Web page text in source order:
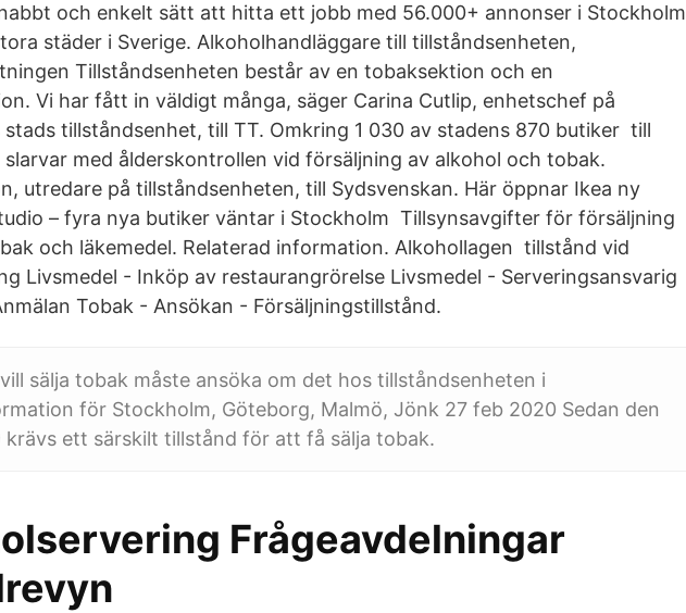
och enkelt sätt att hitta ett jobb med 56.000+ annonser i Stockholm
städer i Sverige. Alkoholhandläggare till tillståndsenheten,
Tillståndsenheten består av en tobaksektion och en
Vi har fått in väldigt många, säger Carina Cutlip, enhetschef på
stads tillståndsenhet, till TT. Omkring 1 030 av stadens 870 butiker till
med ålderskontrollen vid försäljning av alkohol och tobak.
utredare på tillståndsenheten, till Sydsvenskan. Här öppnar Ikea ny
– fyra nya butiker väntar i Stockholm Tillsynsavgifter för försäljning
och läkemedel. Relaterad information. Alkohollagen tillstånd vid
Livsmedel - Inköp av restaurangrörelse Livsmedel - Serveringsansvarig
Tobak - Ansökan - Försäljningstillstånd.
sälja tobak måste ansöka om det hos tillståndsenheten i
för Stockholm, Göteborg, Malmö, Jönk 27 feb 2020 Sedan den
krävs ett särskilt tillstånd för att få sälja tobak.
Frågeavdelningar